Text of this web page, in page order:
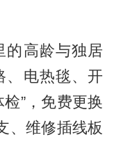
的高龄与独居
、电热毯、开
”，免费更换
、维修插线板